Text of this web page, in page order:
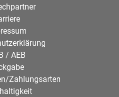
/ AEB
Zahlungsarten